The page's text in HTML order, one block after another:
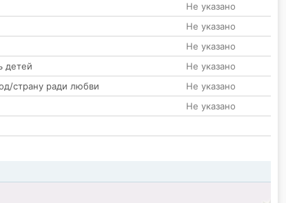
Не указано
Не указано
Не указано
детей
Не указано
страну ради любви
Не указано
Не указано